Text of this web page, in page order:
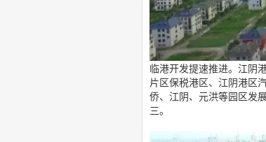
临港开发提速推进。江阴
片区保税港区、江阴港区
侨、江阴、元洪等园区发
三。